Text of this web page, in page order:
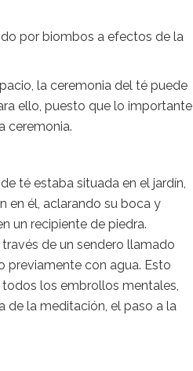
por biombos a efectos de la
la ceremonia del té puede
ello, puesto que lo importante
ceremonia.
té estaba situada en el jardín,
en él, aclarando su boca y
un recipiente de piedra.
de un sendero llamado
previamente con agua. Esto
los embrollos mentales,
de la meditación, el paso a la